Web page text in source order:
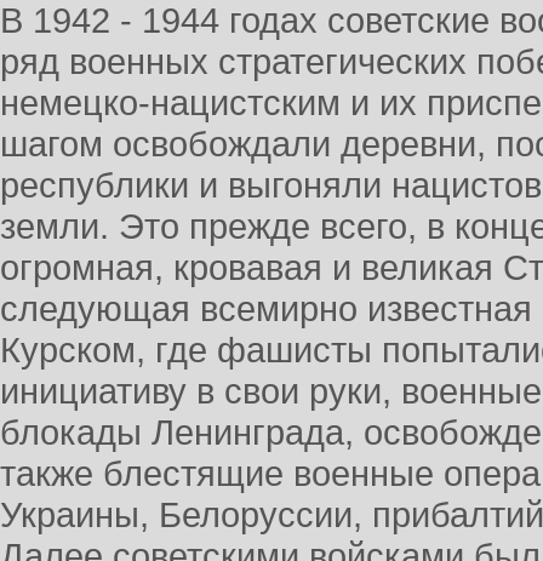
В 1942 - 1944 годах советские
ряд военных стратегических
немецко-нацистским и их
шагом освобождали деревни,
республики и выгоняли
земли. Это прежде всего, в
огромная, кровавая и великая
следующая всемирно известная
Курском, где фашисты
инициативу в свои руки,
блокады Ленинграда,
также блестящие военные
Украины, Белоруссии,